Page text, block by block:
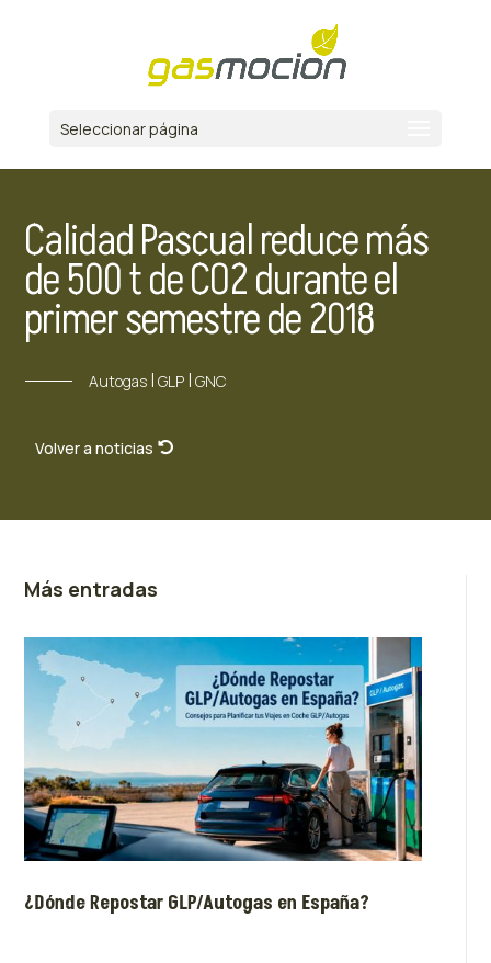
Seleccionar página
Calidad Pascual reduce más
de 500 t de CO2 durante el
primer semestre de 2018
Autogas| GLP| GNC
Volver a noticias
Más entradas
¿Dónde Repostar GLP/Autogas en España?